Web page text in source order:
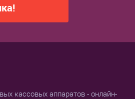
кассовых аппаратов - онлайн-